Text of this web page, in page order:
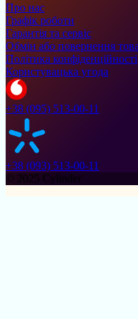
Про нас
Графік роботи
Гарантія та сервіс
Обмін або повернення
Політика конфіденційності
Користувацька угода
+38 (095) 513-00-11
+38 (093) 513-00-11
© 2025 Cylinder